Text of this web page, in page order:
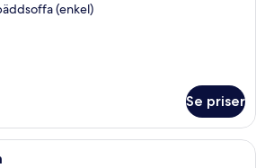
(enkel)
Se priser
Ett hotellrum med en säng, ett